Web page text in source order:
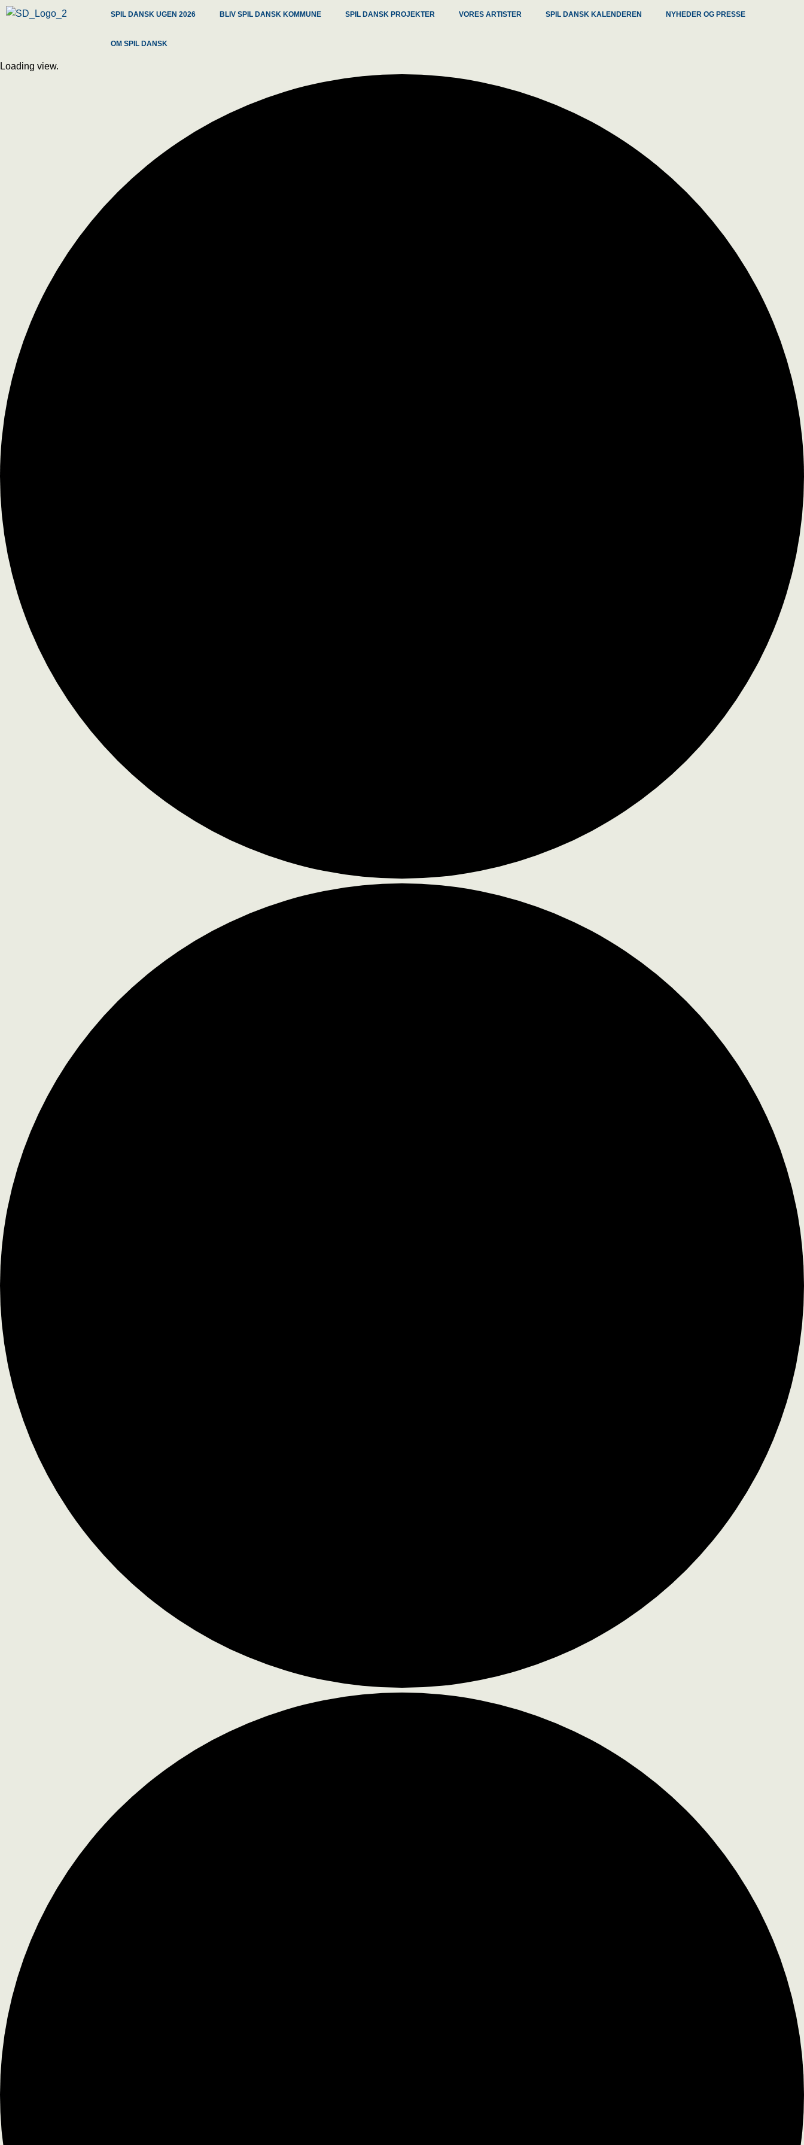
SPIL DANSK UGEN 2026 BLIV SPIL DANSK KOMMUNE SPIL DANSK PROJEKTER VORES ARTISTER SPIL DANSK KALENDEREN NYHEDER OG PRESSE
OM SPIL DANSK
Loading view.